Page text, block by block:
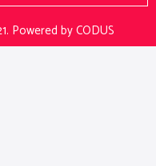
Powered by CODUS